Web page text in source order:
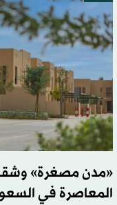
«مدن مصغرة»
المعاصرة في